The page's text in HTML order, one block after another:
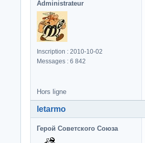
Administrateur
Inscription : 2010-10-02
Messages : 6 842
Hors ligne
letarmo
Герой Советского Союза